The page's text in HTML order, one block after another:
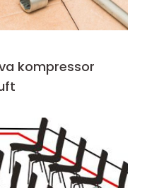
kompressor